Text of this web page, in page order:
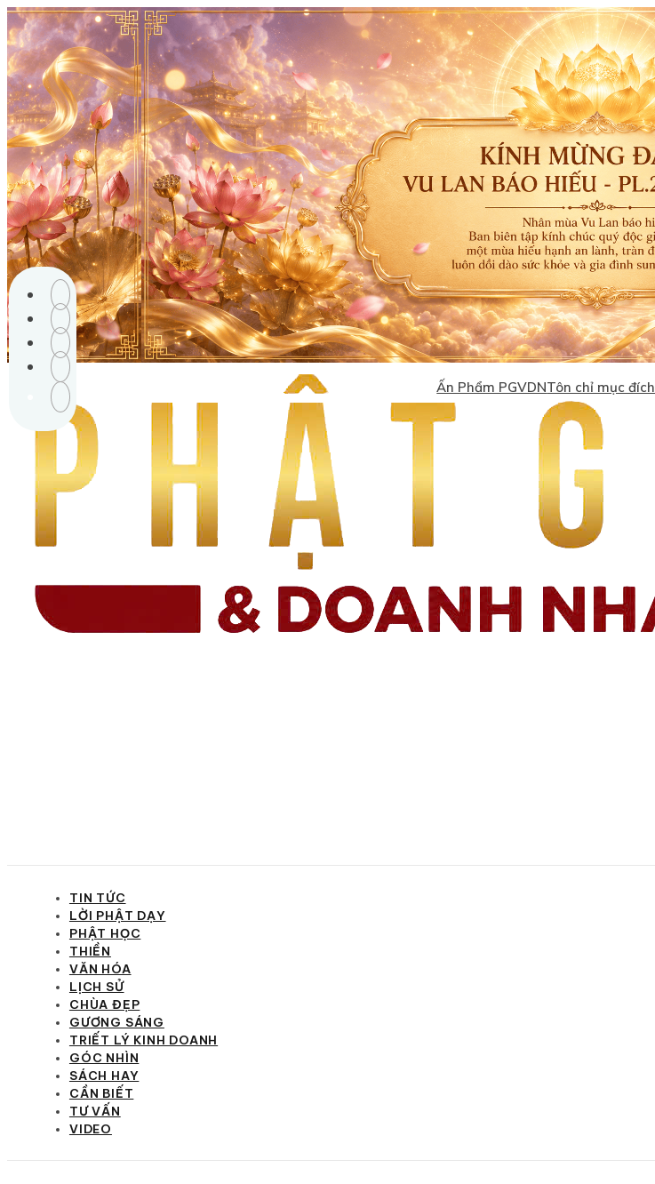
Ấn Phẩm PGVDNTôn chỉ mục đích
TIN TỨC
LỜI PHẬT DẠY
PHẬT HỌC
THIỀN
VĂN HÓA
LỊCH SỬ
CHÙA ĐẸP
GƯƠNG SÁNG
TRIẾT LÝ KINH DOANH
GÓC NHÌN
SÁCH HAY
CẦN BIẾT
TƯ VẤN
VIDEO